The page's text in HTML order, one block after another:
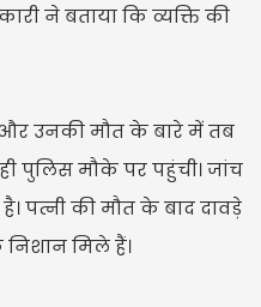
ने बताया कि व्यक्ति की
उनकी मौत के बारे में तब
पुलिस मौके पर पहुंची। जांच
पत्नी की मौत के बाद दावड़े
मिले हैं।